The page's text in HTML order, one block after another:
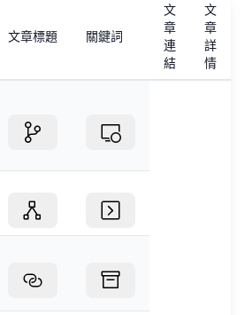
文章標題 關鍵詞
文
章
連
結
文
章
詳
情